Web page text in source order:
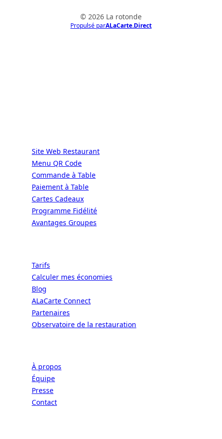
© 2026 La rotonde
Propulsé parALaCarte.Direct
Site Web Restaurant
Menu QR Code
Commande à Table
Paiement à Table
Cartes Cadeaux
Programme Fidélité
Avantages Groupes
Tarifs
Calculer mes économies
Blog
ALaCarte Connect
Partenaires
Observatoire de la restauration
À propos
Équipe
Presse
Contact